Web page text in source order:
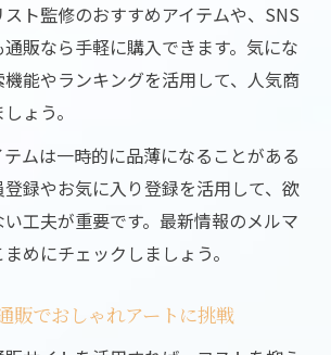
ト監修のおすすめアイテムや、SNS
販なら手軽に購入できます。気にな
能やランキングを活用して、人気商
ょう。
ムは一時的に品薄になることがある
録やお気に入り登録を活用して、欲
工夫が重要です。最新情報のメルマ
めにチェックしましょう。
販でおしゃれアートに挑戦